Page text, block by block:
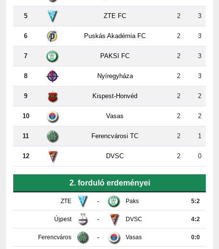
6 Puskás Akadémia FC 2 3
7 PAKSI FC 2 3
8 Nyíregyháza 2 3
9 Kispest-Honvéd 2 2
10 Vasas 2 2
11 Ferencvárosi TC 2 1
12 DVSC 2 0
ZTE - Paks
Újpest DVSC 4:2
Ferencváros Vasas 0:0
Győr Nyíregyháza 4:0